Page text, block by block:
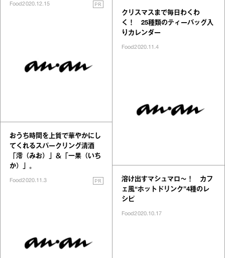
Food2020.12.15 PR
おうち時間を上質で華やかにし
てくれるスパークリング清酒
「澪（みお）」＆「一果（いち
か）」。
Food2020.11.3 PR
クリスマスまで毎日わくわ
く！ 25種類のティーバッグ入
りカレンダー
Food2020.11.4
溶け出すマシュマロ～！ カフ
ェ風“ホットドリンク”4種のレ
シピ
Food2020.10.17